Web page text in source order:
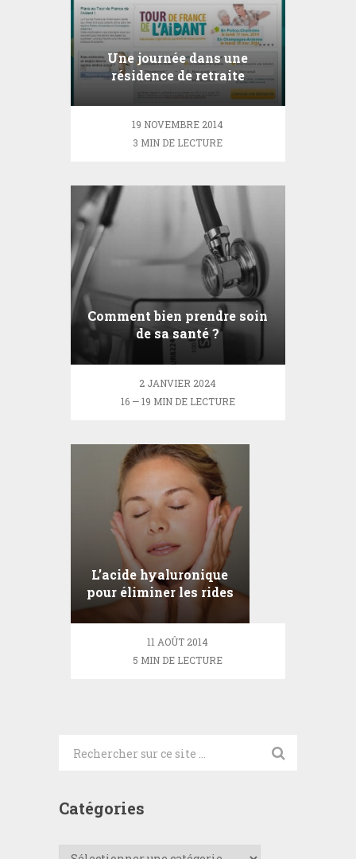
Une journée dans une
résidence de retraite
19 NOVEMBRE 2014
3 MIN DE LECTURE
Comment bien prendre soin
de sa santé ?
2 JANVIER 2024
16 — 19 MIN DE LECTURE
L’acide hyaluronique
pour éliminer les rides
11 AOÛT 2014
5 MIN DE LECTURE
Catégories
Catégories